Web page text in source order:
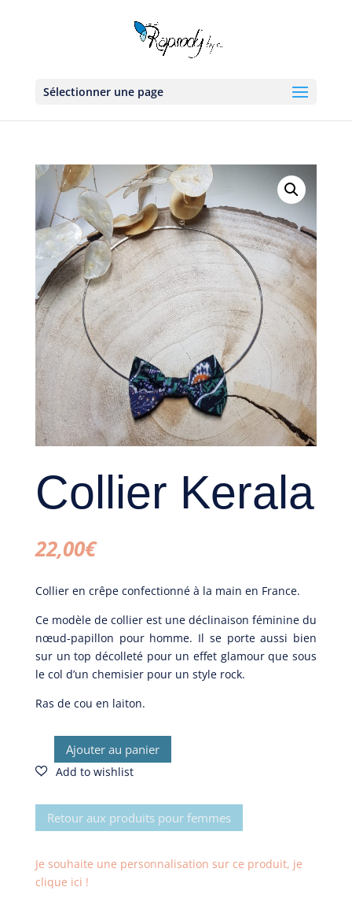
Sélectionner une page
Collier Kerala
22,00€
Collier en crêpe confectionné à la main en France.
Ce modèle de collier est une déclinaison féminine du
nœud-papillon pour homme. Il se porte aussi bien
sur un top décolleté pour un effet glamour que sous
le col d’un chemisier pour un style rock.
Ras de cou en laiton.
quantité
de
Kerala
Ajouter au panier
Retour aux produits pour femmes
Je souhaite une personnalisation sur ce produit, je
clique ici !